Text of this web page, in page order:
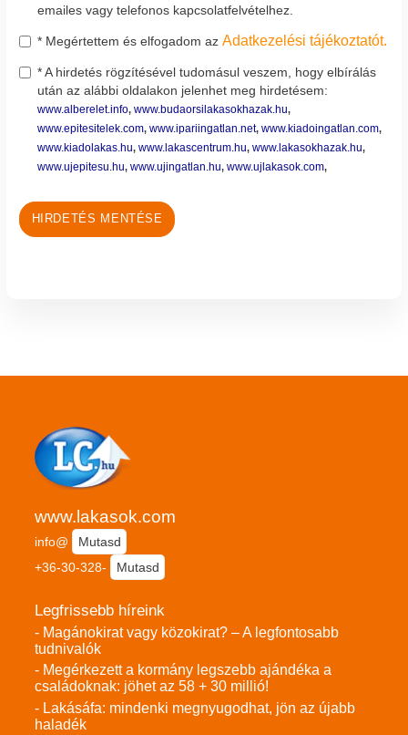
emailes vagy telefonos kapcsolatfelvételhez.
* Megértettem és elfogadom az Adatkezelési tájékoztatót.
* A hirdetés rögzítésével tudomásul veszem, hogy elbírálás
után az alábbi oldalakon jelenhet meg hirdetésem:
www.alberelet.info, www.budaorsilakasokhazak.hu,
www.epitesitelek.com, www.ipariingatlan.net, www.kiadoingatlan.com,
www.kiadolakas.hu, www.lakascentrum.hu, www.lakasokhazak.hu,
www.ujepitesu.hu, www.ujingatlan.hu, www.ujlakasok.com,
HIRDETÉS MENTÉSE
www.lakasok.com
info@
Mutasd
+36-30-328-
Mutasd
Legfrissebb híreink
- Magánokirat vagy közokirat? – A legfontosabb
tudnivalók
- Megérkezett a kormány legszebb ajándéka a
családoknak: jöhet az 58 + 30 millió!
- Lakásáfa: mindenki megnyugodhat, jön az újabb
haladék